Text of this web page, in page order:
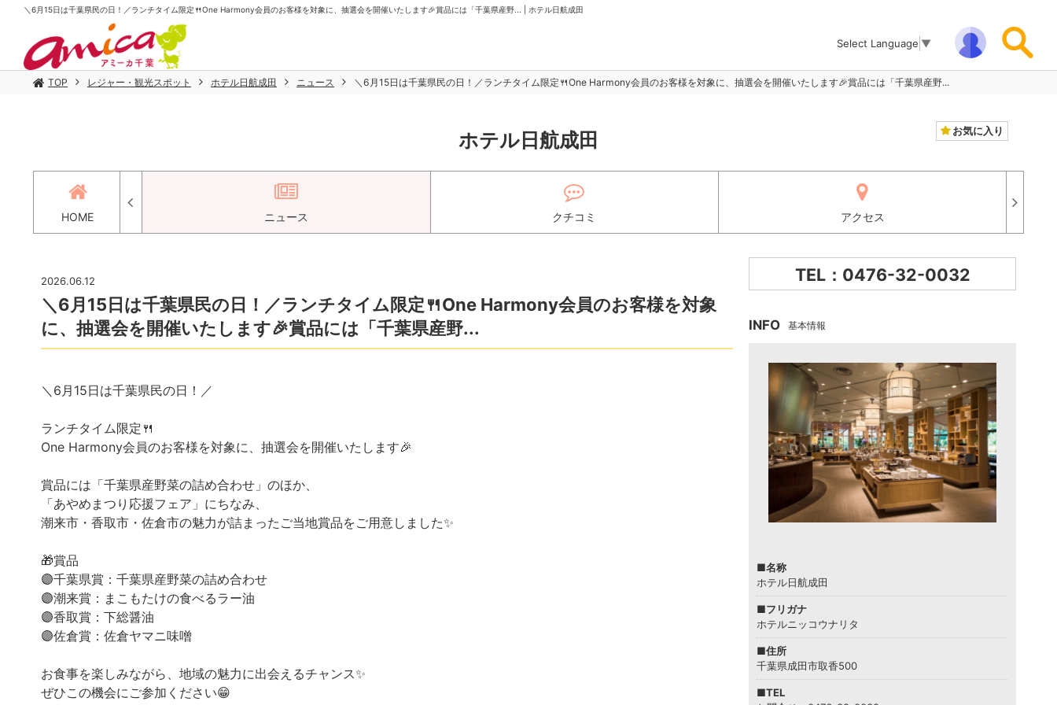
＼6月15日は千葉県民の日！／ランチタイム限定🍴One Harmony会員のお客様を対象に、抽選会を開催いたします🎉賞品には「千葉県産野... | ホテル日航成田
Select Language ▼
TOP レジャー・観光スポット ホテル日航成田 ニュース ＼6月15日は千葉県民の日！／ランチタイム限定🍴One Harmony会員のお客様を対象に、抽選会を開催いたします🎉賞品には「千葉県産野...
ホテル日航成田 お気に入り
HOME ニュース クチコミ アクセス
2026.06.12
＼6月15日は千葉県民の日！／ランチタイム限定🍴One Harmony会員のお客様を対象
に、抽選会を開催いたします🎉賞品には「千葉県産野...
＼6月15日は千葉県民の日！／
ランチタイム限定🍴
One Harmony会員のお客様を対象に、抽選会を開催いたします🎉
賞品には「千葉県産野菜の詰め合わせ」のほか、
「あやめまつり応援フェア」にちなみ、
潮来市・香取市・佐倉市の魅力が詰まったご当地賞品をご用意しました✨
🎁賞品
🟣千葉県賞：千葉県産野菜の詰め合わせ
🟣潮来賞：まこもたけの食べるラー油
🟣香取賞：下総醤油
🟣佐倉賞：佐倉ヤマニ味噌
お食事を楽しみながら、地域の魅力に出会えるチャンス✨
ぜひこの機会にご参加ください😁
TEL：0476-32-0032
INFO 基本情報
■名称
ホテル日航成田
■フリガナ
ホテルニッコウナリタ
■住所
千葉県成田市取香500
■TEL